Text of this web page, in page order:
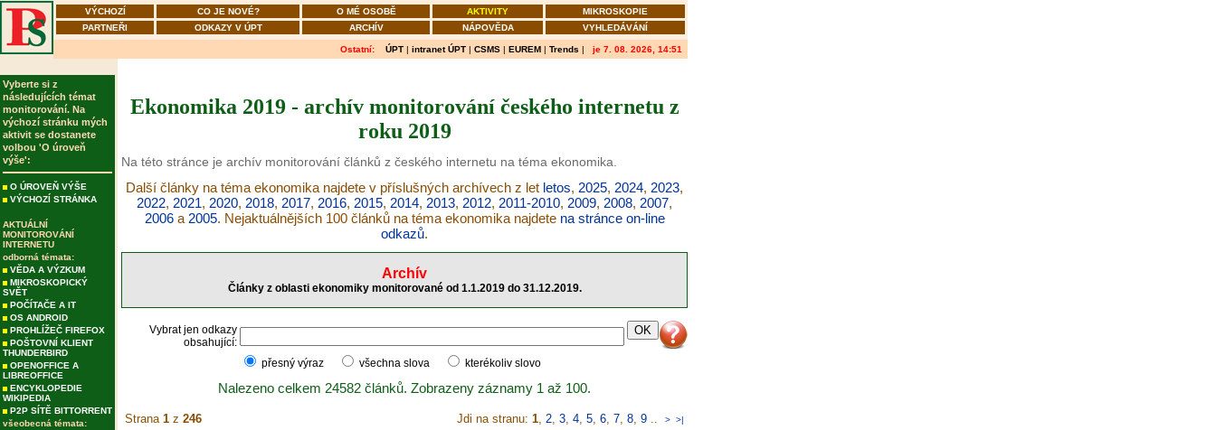
VÝCHOZÍ CO JE NOVÉ? O MÉ OSOBĚ AKTIVITY
MIKROSKOPIE
PARTNEŘI
ODKAZY V ÚPT ARCHÍV NÁPOVĚDA VYHLEDÁVÁNÍ
Ostatní: ÚPT | intranet ÚPT | CSMS | EUREM | Trends | je 7. 08. 2026, 14:51
Vyberte si z
následujících témat
monitorování. Na
výchozí stránku mých
aktivit se dostanete
volbou 'O úroveň
výše':
O ÚROVEŇ VÝŠE
VÝCHOZÍ STRÁNKA
AKTUÁLNÍ
MONITOROVÁNÍ
INTERNETU
odborná témata:
VĚDA A VÝZKUM
MIKROSKOPICKÝ
SVĚT
POČÍTAČE A IT
OS ANDROID
PROHLÍŽEČ FIREFOX
POŠTOVNÍ KLIENT
THUNDERBIRD
OPENOFFICE A
LIBREOFFICE
ENCYKLOPEDIE
WIKIPEDIA
P2P SÍTĚ BITTORRENT
všeobecná témata:
Ekonomika 2019 - archív monitorování českého internetu z
roku 2019
Na této stránce je archív monitorování článků z českého internetu na téma ekonomika.
Další články na téma ekonomika najdete v příslušných archívech z let letos, 2025, 2024, 2023,
2022, 2021, 2020, 2018, 2017, 2016, 2015, 2014, 2013, 2012, 2011-2010, 2009, 2008, 2007,
2006a 2005. Nejaktuálnějších 100 článků na téma ekonomika najdete na stránce on-line
odkazů.
Archív
Články z oblasti ekonomiky monitorované od 1.1.2019 do 31.12.2019.
Vybrat jen odkazy
obsahující:
přesný výraz
všechna slova kterékoliv slovo
Nalezeno celkem 24582 článků. Zobrazeny záznamy 1 až 100.
Strana 1 z 246 Jdi na stranu: 1, 2, 3, 4, 5, 6, 7, 8, 9 .. > >|